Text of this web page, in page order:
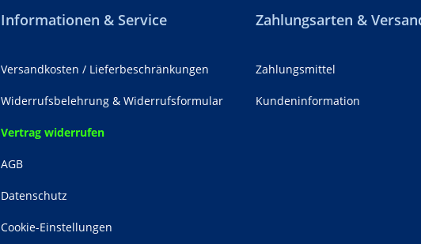
Informationen & Service
Versandkosten / Lieferbeschränkungen
Widerrufsbelehrung & Widerrufsformular
Vertrag widerrufen
AGB
Datenschutz
Cookie-Einstellungen
Zahlungsarten &
Zahlungsmittel
Kundeninformation